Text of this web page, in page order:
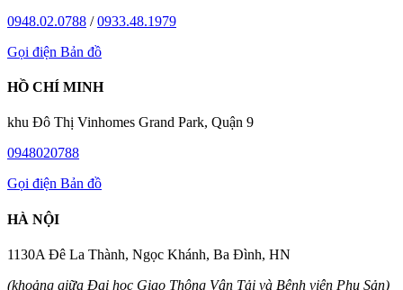
0948.02.0788 /0933.48.1979
Gọi điện Bản đồ
HỒ CHÍ MINH
khu Đô Thị Vinhomes Grand Park, Quận 9
0948020788
Gọi điện Bản đồ
HÀ NỘI
1130A Đê La Thành, Ngọc Khánh, Ba Đình, HN
(khoảng giữa Đại học Giao Thông Vận Tải và Bệnh viện Phụ Sản)